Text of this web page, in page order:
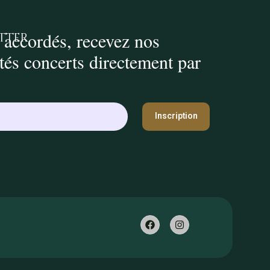
recevez nos
concerts directement par
Inscription